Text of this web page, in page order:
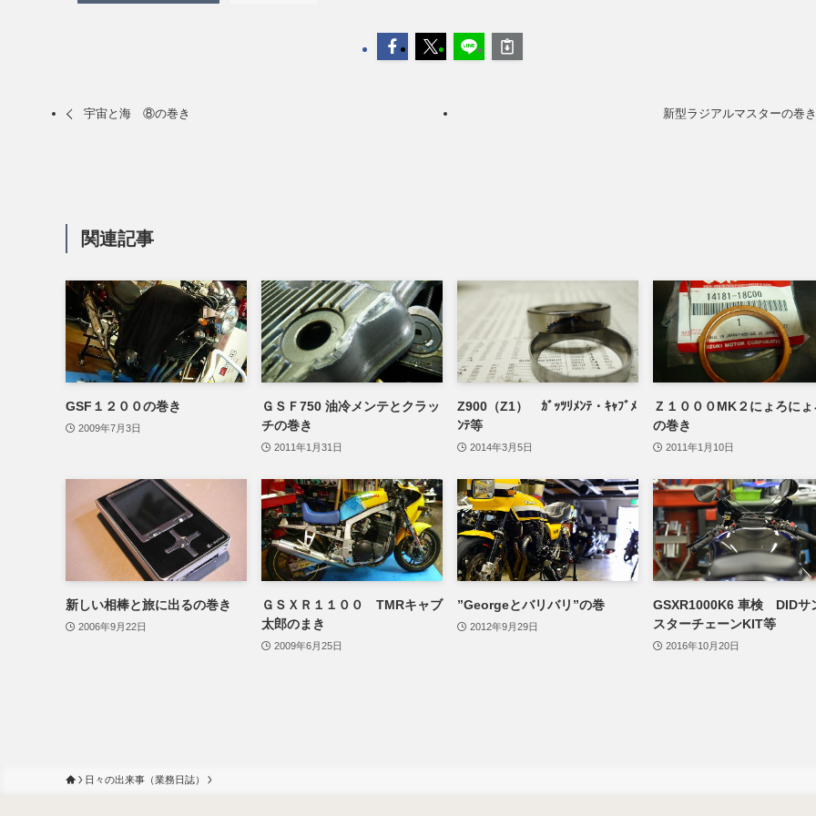
宇宙と海 ⑧の巻き 新型ラジアルマスターの巻き
関連記事
GSF１２００の巻き
2009年7月3日
ＧＳＦ750 油冷メンテとクラッ
チの巻き
2011年1月31日
Z900（Z1） ｶﾞｯﾂﾘﾒﾝﾃ・ｷｬﾌﾞﾒ
ﾝﾃ等
2014年3月5日
Ｚ１０００MK２にょろにょ
の巻き
2011年1月10日
新しい相棒と旅に出るの巻き
2006年9月22日
ＧＳＸＲ１１００ TMRキャブ
太郎のまき
2009年6月25日
”Georgeとバリバリ”の巻
2012年9月29日
GSXR1000K6 車検 DIDサ
スターチェーンKIT等
2016年10月20日
日々の出来事（業務日誌）